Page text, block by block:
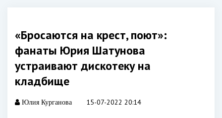
«Бросаются на крест, поют»:
фанаты Юрия Шатунова
устраивают дискотеку на
кладбище
Юлия Курганова 15-07-2022 20:14